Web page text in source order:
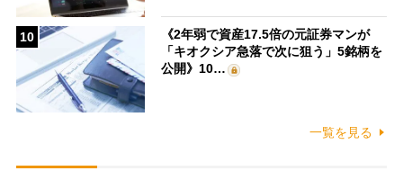
10
《2年弱で資産17.5倍の元証券マンが
「キオクシア急落で次に狙う」5銘柄を
公開》10…
一覧を見る